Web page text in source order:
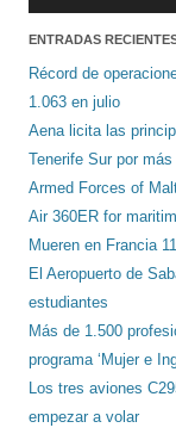
ENTRADAS
Récord de
1.063 en julio
Aena licita las
Tenerife Sur por
Armed Forces of
Air 360ER for
Mueren en Francia
El Aeropuerto de
estudiantes
Más de 1.500
programa ‘Mujer e
Los tres aviones
empezar a volar